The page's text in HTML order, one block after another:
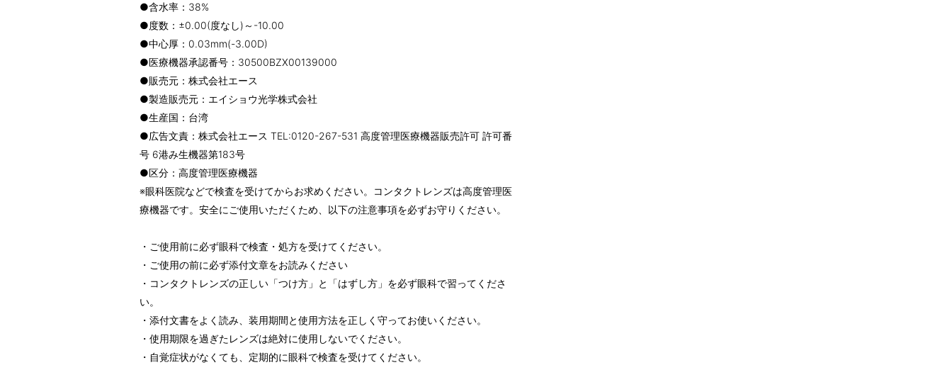
●含水率：38%
●度数：±0.00(度なし)～-10.00
●中心厚：0.03mm(-3.00D)
●医療機器承認番号：30500BZX00139000
●販売元：株式会社エース
●製造販売元：エイショウ光学株式会社
●生産国：台湾
●広告文責：株式会社エース TEL:0120-267-531 高度管理医療機器販売許可 許可番
号 6港み生機器第183号
●区分：高度管理医療機器
※眼科医院などで検査を受けてからお求めください。コンタクトレンズは高度管理医
療機器です。安全にご使用いただくため、以下の注意事項を必ずお守りください。
・ご使用前に必ず眼科で検査・処方を受けてください。
・ご使用の前に必ず添付文章をお読みください
・コンタクトレンズの正しい「つけ方」と「はずし方」を必ず眼科で習ってくださ
い。
・添付文書をよく読み、装用期間と使用方法を正しく守ってお使いください。
・使用期限を過ぎたレンズは絶対に使用しないでください。
・自覚症状がなくても、定期的に眼科で検査を受けてください。